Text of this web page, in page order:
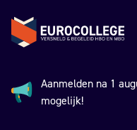
Spring naar hoofdinhoud
Terug naar de homepage
Aankondiging:
Aanmelden na 1
mogelijk!